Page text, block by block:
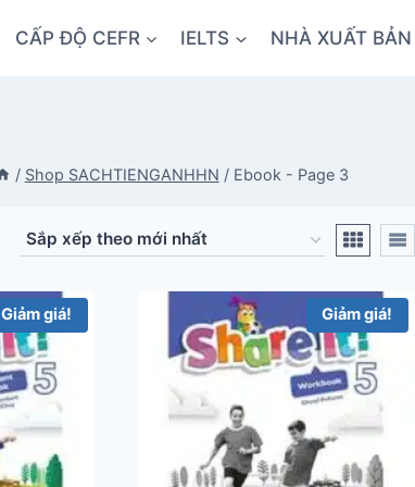
CẤP ĐỘ CEFR IELTS NHÀ XUẤT BẢN
/ Shop SACHTIENGANHHN / Ebook - Page 3
Giảm giá! Giảm giá!